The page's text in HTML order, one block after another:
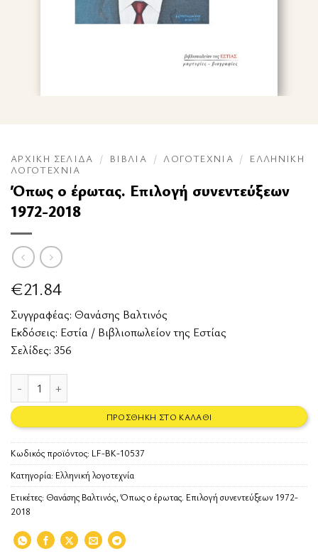
ΑΡΧΙΚΉ ΣΕΛΊΔΑ / ΒΙΒΛΊΑ / ΛΟΓΟΤΕΧΝΊΑ /
ΕΛΛΗΝΙΚΉ
ΛΟΓΟΤΕΧΝΊΑ
Όπως ο έρωτας. Επιλογή συνεντεύξεων
1972-2018
€21.84
Συγγραφέας: Θανάσης Βαλτινός
Εκδόσεις: Εστία / Βιβλιοπωλείον της Εστίας
Σελίδες: 356
Όπως ο έρωτας. Επιλογή συνεντεύξεων 1972-2018 ποσότητα
ΠΡΟΣΘΉΚΗ ΣΤΟ ΚΑΛΆΘΙ
Κωδικός προϊόντος: LF-BK-10537
Κατηγορία: Ελληνική λογοτεχνία
Ετικέτες: Θανάσης Βαλτινός,Όπως ο έρωτας. Επιλογή συνεντεύξεων 1972-
2018